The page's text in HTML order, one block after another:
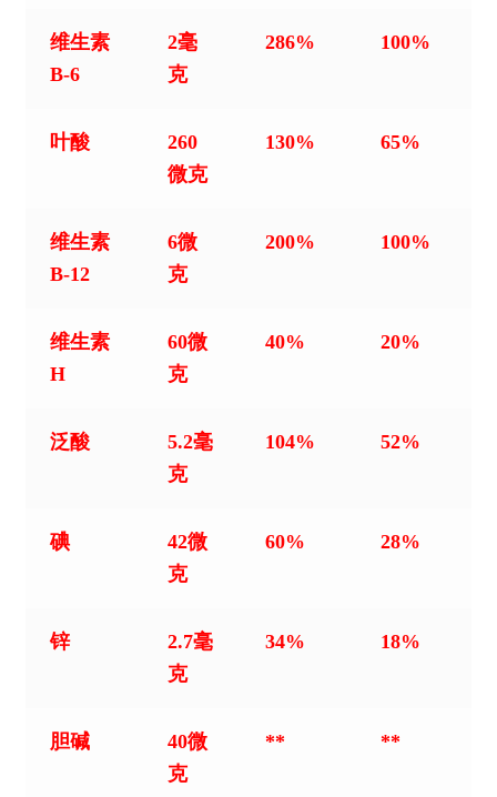
维生素
B-6
2毫
克
286% 100%
叶酸
260
微克
130% 65%
维生素
B-12
6微
克
200% 100%
维生素
H
60微
克
40% 20%
泛酸
5.2毫
克
104% 52%
碘
42微
克
60% 28%
锌
2.7毫
克
34% 18%
胆碱
40微
克
** **